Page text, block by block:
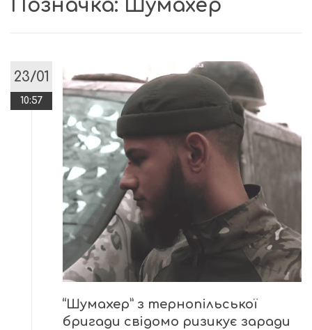
Позначка: Шумахер
23/01
10:57
“Шумахер” з тернопільської
бригади свідомо ризикує заради